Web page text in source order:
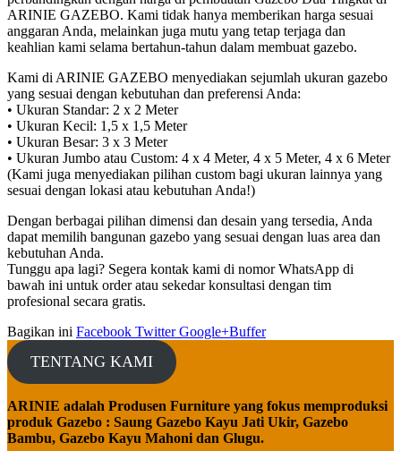
ARINIE GAZEBO. Kami tidak hanya memberikan harga sesuai
anggaran Anda, melainkan juga mutu yang tetap terjaga dan
keahlian kami selama bertahun-tahun dalam membuat gazebo.
Kami di ARINIE GAZEBO menyediakan sejumlah ukuran gazebo
yang sesuai dengan kebutuhan dan preferensi Anda:
• Ukuran Standar: 2 x 2 Meter
• Ukuran Kecil: 1,5 x 1,5 Meter
• Ukuran Besar: 3 x 3 Meter
• Ukuran Jumbo atau Custom: 4 x 4 Meter, 4 x 5 Meter, 4 x 6 Meter
(Kami juga menyediakan pilihan custom bagi ukuran lainnya yang
sesuai dengan lokasi atau kebutuhan Anda!)
Dengan berbagai pilihan dimensi dan desain yang tersedia, Anda
dapat memilih bangunan gazebo yang sesuai dengan luas area dan
kebutuhan Anda.
Tunggu apa lagi? Segera kontak kami di nomor WhatsApp di
bawah ini untuk order atau sekedar konsultasi dengan tim
profesional secara gratis.
Bagikan ini Facebook TwitterGoogle+Buffer
TENTANG KAMI
ARINIE adalah Produsen Furniture yang fokus memproduksi
produk Gazebo : Saung Gazebo Kayu Jati Ukir, Gazebo
Bambu, Gazebo Kayu Mahoni dan Glugu.